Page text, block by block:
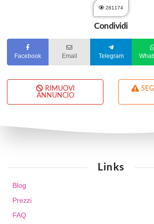
281174
Condividi
Facebook Email Telegram
RIMUOVI
ANNUNCIO
Links
Blog
Prezzi
FAQ